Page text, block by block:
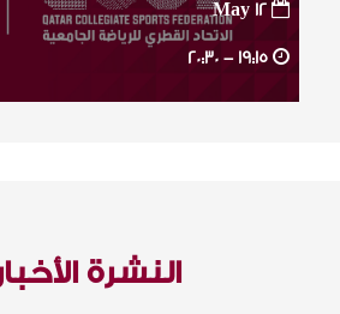
20:30
النشرة